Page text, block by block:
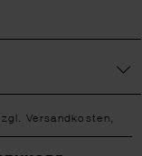
Versandkosten,